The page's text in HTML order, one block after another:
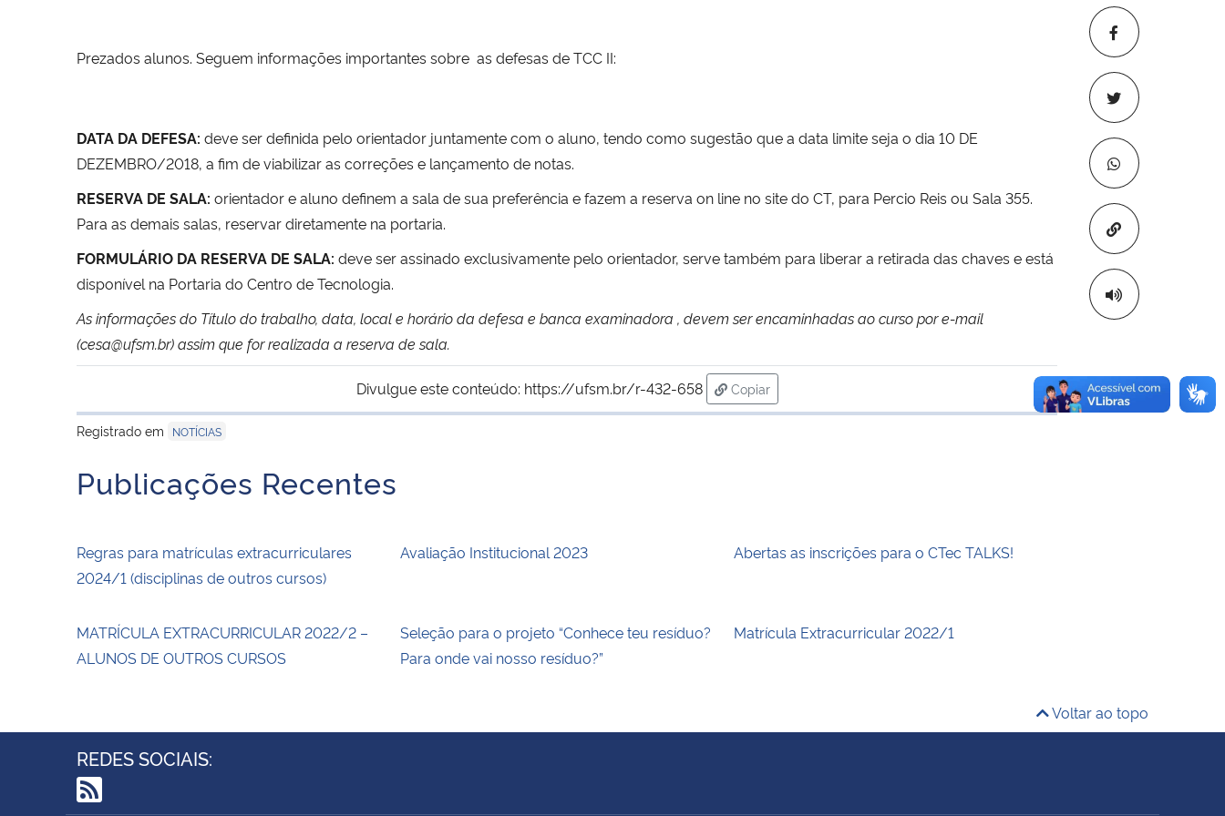
Copiar para
Prezados alunos. Seguem informações importantes sobre as defesas de TCC II:
DATA DA DEFESA: deve ser definida pelo orientador juntamente com o aluno, tendo como sugestão que a data limite seja o dia 10 DE
DEZEMBRO/2018, a fim de viabilizar as correções e lançamento de notas.
RESERVA DE SALA: orientador e aluno definem a sala de sua preferência e fazem a reserva on line no site do CT, para Percio Reis ou Sala 355.
Para as demais salas, reservar diretamente na portaria.
FORMULÁRIO DA RESERVA DE SALA: deve ser assinado exclusivamente pelo orientador, serve também para liberar a retirada das chaves e está
disponível na Portaria do Centro de Tecnologia.
As informações do Título do trabalho, data, local e horário da defesa e banca examinadora , devem ser encaminhadas ao curso por e-mail
(cesa@ufsm.br) assim que for realizada a reserva de sala.
Divulgue este conteúdo: https://ufsm.br/r-432-658
Copiar
para área de transferência
Registrado em
NOTÍCIAS
Publicações Recentes
Regras para matrículas extracurriculares
2024/1 (disciplinas de outros cursos)
Avaliação Institucional 2023 Abertas as inscrições para o CTec TALKS!
MATRÍCULA EXTRACURRICULAR 2022/2 –
ALUNOS DE OUTROS CURSOS
Seleção para o projeto “Conhece teu resíduo?
Para onde vai nosso resíduo?”
Matrícula Extracurricular 2022/1
Voltar ao topo
REDES SOCIAIS: